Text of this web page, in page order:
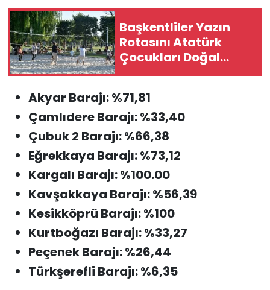
Başkentliler Yazın
Rotasını Atatürk
Çocukları Doğal
Yaşam Parkı’na
Akyar Barajı: %71,81
Çamlıdere Barajı: %33,40
Çubuk 2 Barajı: %66,38
Eğrekkaya Barajı: %73,12
Kargalı Barajı: %100.00
Kavşakkaya Barajı: %56,39
Kesikköprü Barajı: %100
Kurtboğazı Barajı: %33,27
Peçenek Barajı: %26,44
Türkşerefli Barajı: %6,35